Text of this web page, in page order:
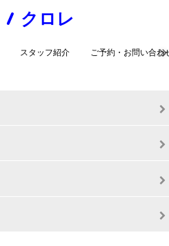
スタッフ紹介 ご予約・お問い合わ